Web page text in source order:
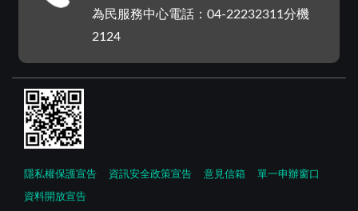
為民服務中心電話：04-22232311分機
2124
隱私權保護宣告 資訊安全政策宣告 意見信箱 單一申辦窗口
資料開放宣告